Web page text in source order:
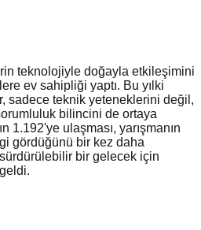
teknolojiyle doğayla etkileşimini
ev sahipliği yaptı. Bu yılki
sadece teknik yeteneklerini değil,
bilincini de ortaya
1.192'ye ulaşması, yarışmanın
gördüğünü bir kez daha
bir gelecek için